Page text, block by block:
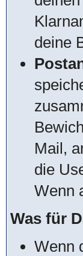
deine
Mail,
die
Wenn
Was für
Wenn